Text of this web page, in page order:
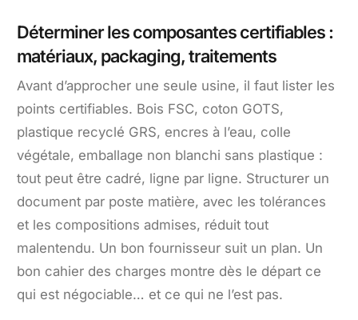
Déterminer les composantes certifiables :
matériaux, packaging, traitements
Avant d’approcher une seule usine, il faut lister les
points certifiables. Bois FSC, coton GOTS,
plastique recyclé GRS, encres à l’eau, colle
végétale, emballage non blanchi sans plastique :
tout peut être cadré, ligne par ligne. Structurer un
document par poste matière, avec les tolérances
et les compositions admises, réduit tout
malentendu. Un bon fournisseur suit un plan. Un
bon cahier des charges montre dès le départ ce
qui est négociable… et ce qui ne l’est pas.